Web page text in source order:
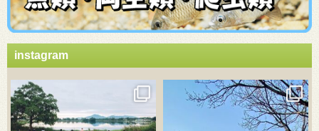
instagram
3月 18